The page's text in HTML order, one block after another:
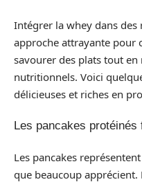
Intégrer la whey dans des
approche attrayante pour
savourer des plats tout
nutritionnels. Voici
délicieuses et riches en
Les pancakes
Les pancakes
que beaucoup